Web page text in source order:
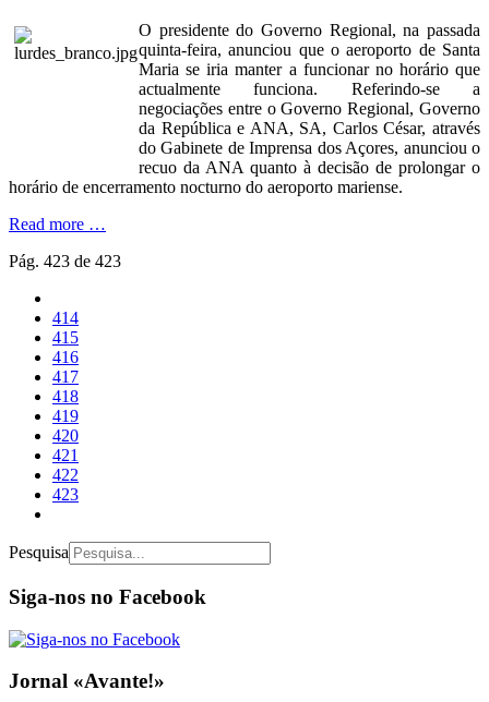
O presidente do Governo Regional, na passada
quinta-feira, anunciou que o aeroporto de Santa
Maria se iria manter a funcionar no horário que
actualmente funciona. Referindo-se a
negociações entre o Governo Regional, Governo
da República e ANA, SA, Carlos César, através
do Gabinete de Imprensa dos Açores, anunciou o
recuo da ANA quanto à decisão de prolongar o
horário de encerramento nocturno do aeroporto mariense.
Read more …
Pág. 423 de 423
414
415
416
417
418
419
420
421
422
423
Pesquisa
Siga-nos no Facebook
Jornal «Avante!»